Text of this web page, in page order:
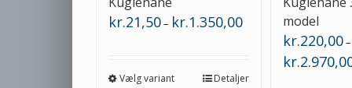
kr.21,50– kr.1.350,00Prisinterval:
kr.1.350,00
Vælg variant Detaljer
model
kr.220,00–
kr.